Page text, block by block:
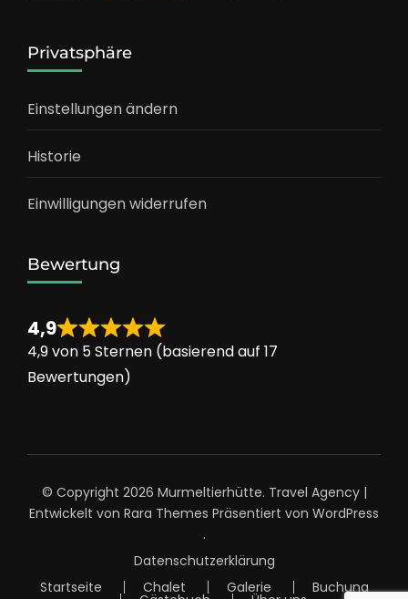
Privatsphäre
Einstellungen ändern
Historie
Einwilligungen widerrufen
Bewertung
4,9
4,9 von 5 Sternen (basierend auf 17
Bewertungen)
© Copyright 2026 Murmeltierhütte. Travel Agency |
Entwickelt von Rara Themes Präsentiert von WordPress
.
Datenschutzerklärung
Startseite
Chalet Galerie Buchung